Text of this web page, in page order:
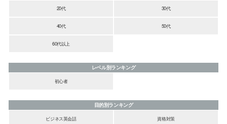
20代
30代
40代 50代
60代以上
レベル別ランキング
初心者
目的別ランキング
ビジネス英会話
資格対策